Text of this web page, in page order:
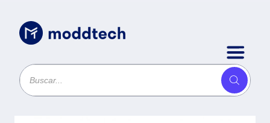
Uncategorized/Libreta de apuntes #3 ESTRELLA
0324 64H Raya Medidas 11.4 x 8
cm Papel Bond Lomo Engomado